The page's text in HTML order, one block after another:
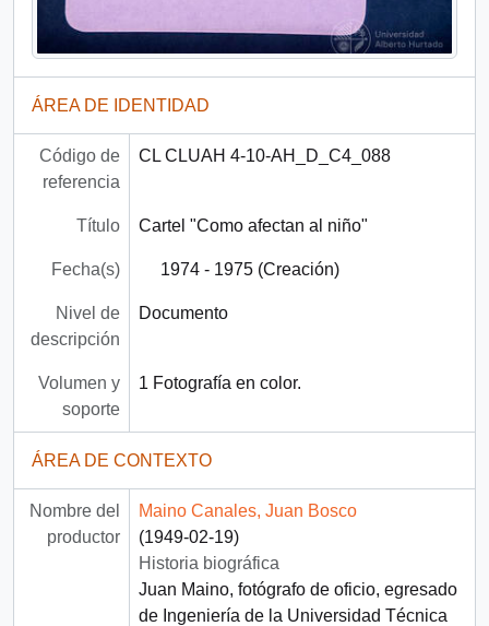
ÁREA DE IDENTIDAD
Código de
referencia
CL CLUAH 4-10-AH_D_C4_088
Título Cartel "Como afectan al niño"
Fecha(s) 1974 - 1975 (Creación)
Nivel de
descripción
Documento
Volumen y
soporte
1 Fotografía en color.
ÁREA DE CONTEXTO
Nombre del
productor
Maino Canales, Juan Bosco
(1949-02-19)
Historia biográfica
Juan Maino, fotógrafo de oficio, egresado
de Ingeniería de la Universidad Técnica